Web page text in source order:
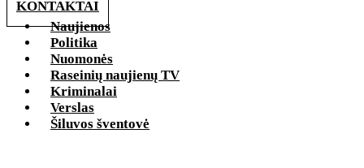
KONTAKTAI
Naujienos
Politika
Nuomonės
Raseinių naujienų TV
Kriminalai
Verslas
Šiluvos šventovė